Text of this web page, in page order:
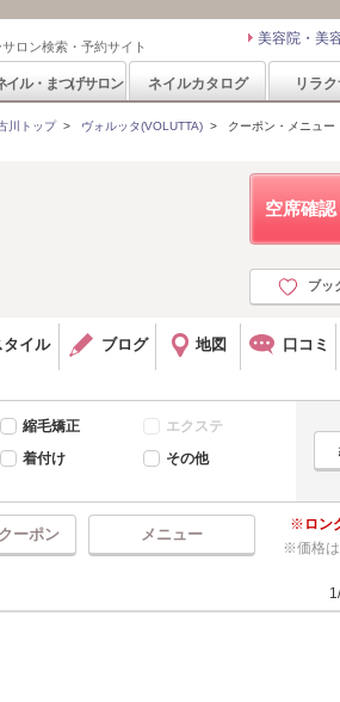
ロン検索・予約サイト 美容院・美
イル・まつげサロン ネイルカタログ リラ
川トップ> ヴォルッタ(VOLUTTA) > クーポン・メニュー
空席確
ブッ
タイル ブログ 地図 口コミ
縮毛矯正
エクステ
着付け その他
ーポン メニュー
ロン
価格